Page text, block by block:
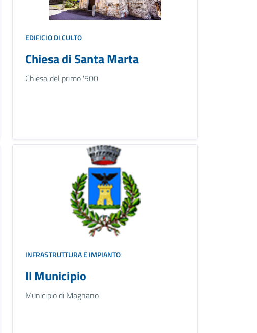
EDIFICIO DI CULTO
Chiesa di Santa Marta
Chiesa del primo '500
INFRASTRUTTURA E IMPIANTO
Il Municipio
Municipio di Magnano